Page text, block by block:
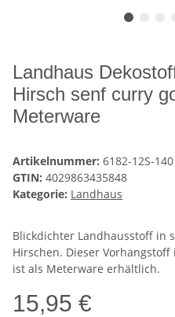
Landhaus
Hirsch senf curry
Meterware
Artikelnummer: 6182-12S-140
GTIN: 4029863435848
Kategorie: Landhaus
Blickdichter Landhausstoff in
Hirschen. Dieser
ist als Meterware erhältlich.
15,95 €